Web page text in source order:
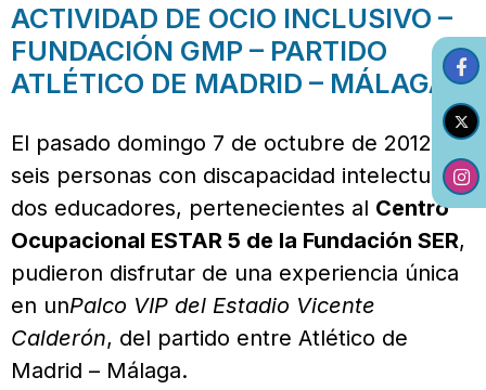
ACTIVIDAD DE OCIO INCLUSIVO –
FUNDACIÓN GMP – PARTIDO
ATLÉTICO DE MADRID – MÁLAGA
El pasado domingo 7 de octubre de 2012,
seis personas con discapacidad intelectual y
dos educadores, pertenecientes al Centro
Ocupacional ESTAR 5 de la Fundación SER,
pudieron disfrutar de una experiencia única
en unPalco VIP del Estadio Vicente
Calderón, del partido entre Atlético de
Madrid – Málaga.